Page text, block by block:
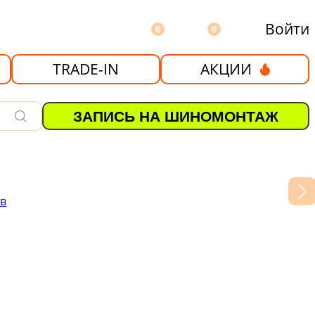
0 0 Войти
TRADE-IN АКЦИИ
ЗАПИСЬ НА ШИНОМОНТАЖ